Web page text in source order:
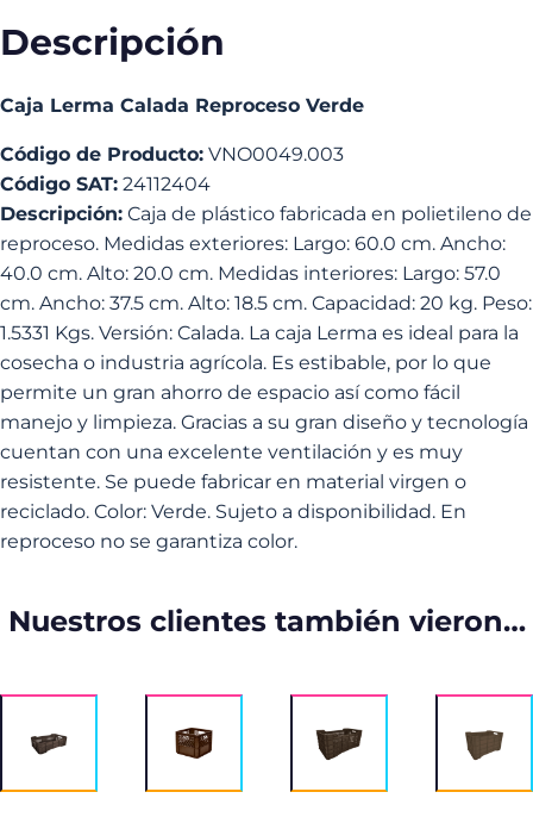
Descripción
Caja Lerma Calada Reproceso Verde
Código de Producto: VNO0049.003
Código SAT: 24112404
Descripción: Caja de plástico fabricada en polietileno de
reproceso. Medidas exteriores: Largo: 60.0 cm. Ancho:
40.0 cm. Alto: 20.0 cm. Medidas interiores: Largo: 57.0
cm. Ancho: 37.5 cm. Alto: 18.5 cm. Capacidad: 20 kg. Peso:
1.5331 Kgs. Versión: Calada. La caja Lerma es ideal para la
cosecha o industria agrícola. Es estibable, por lo que
permite un gran ahorro de espacio así como fácil
manejo y limpieza. Gracias a su gran diseño y tecnología
cuentan con una excelente ventilación y es muy
resistente. Se puede fabricar en material virgen o
reciclado. Color: Verde. Sujeto a disponibilidad. En
reproceso no se garantiza color.
Nuestros clientes también vieron…